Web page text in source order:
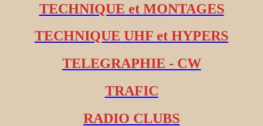
TECHNIQUE et MONTAGES
TECHNIQUE UHF et HYPERS
TELEGRAPHIE - CW
TRAFIC
RADIO CLUBS